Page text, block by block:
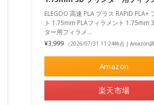
ELEGOO 高速 PLA プラス RAPID PLA+
ト 1.75mm PLAフィラメント 1.75mm
ター用フィラメ…
¥3,999
（2026/07/31 11:24時点 | Amazon調
Amazon
楽天市場